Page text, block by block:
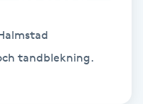
tandblekning.